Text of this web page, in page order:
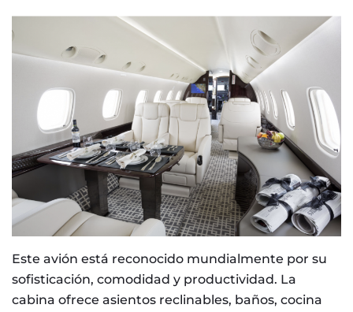
Este avión está reconocido mundialmente por su
sofisticación, comodidad y productividad. La
cabina ofrece asientos reclinables, baños, cocina